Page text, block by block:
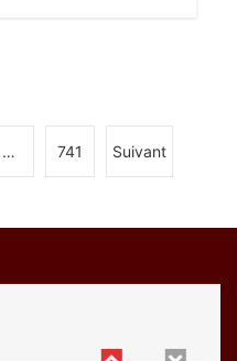
… 741 Suivant